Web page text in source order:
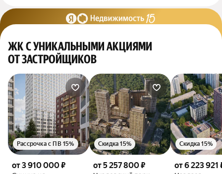
ЖК С УНИКАЛЬНЫМИ АКЦИЯМИ
ОТ ЗАСТРОЙЩИКОВ
от 3 910 000 ₽
Рассрочка с ПВ 15%
от 5 257 800 ₽
Скидка 15%
от 6 223 921
Скидка 15%